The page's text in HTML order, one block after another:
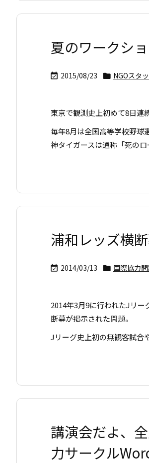
夏のワークシ
 2015/08/23  NGOスタ
東京で観測史上初めて8日連
毎年8月は全国高等学校野球
神タイガースは通称「死のロ
浦和レッズ横
 2014/03/13  国際協力
2014年3月9に行われたJリー
断幕が掲示された問題。
Jリーグ史上初の無観客試合
講演会だよ、
力サークル